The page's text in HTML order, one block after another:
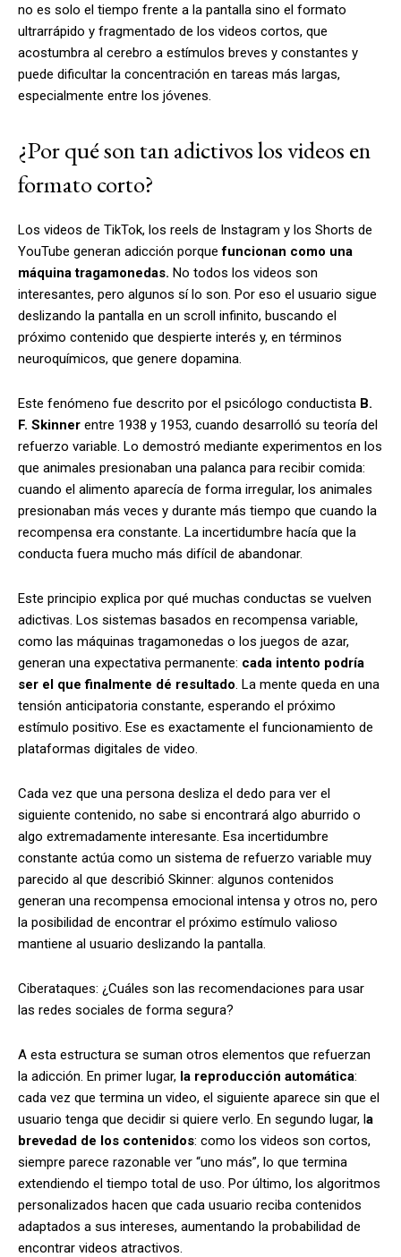
no es solo el tiempo frente a la pantalla sino el formato
ultrarrápido y fragmentado de los videos cortos, que
acostumbra al cerebro a estímulos breves y constantes y
puede dificultar la concentración en tareas más largas,
especialmente entre los jóvenes.
¿Por qué son tan adictivos los videos en
formato corto?
Los videos de TikTok, los reels de Instagram y los Shorts de
YouTube generan adicción porquefuncionan como una
máquina tragamonedas. No todos los videos son
interesantes, pero algunos sí lo son. Por eso el usuario sigue
deslizando la pantalla en un scroll infinito, buscando el
próximo contenido que despierte interés y, en términos
neuroquímicos, que genere dopamina.
Este fenómeno fue descrito por el psicólogo conductista B.
F. Skinner entre 1938 y 1953, cuando desarrolló su teoría del
refuerzo variable. Lo demostró mediante experimentos en los
que animales presionaban una palanca para recibir comida:
cuando el alimento aparecía de forma irregular, los animales
presionaban más veces y durante más tiempo que cuando la
recompensa era constante. La incertidumbre hacía que la
conducta fuera mucho más difícil de abandonar.
Este principio explica por qué muchas conductas se vuelven
adictivas. Los sistemas basados en recompensa variable,
como las máquinas tragamonedas o los juegos de azar,
generan una expectativa permanente: cada intento podría
ser el que finalmente dé resultado. La mente queda en una
tensión anticipatoria constante, esperando el próximo
estímulo positivo. Ese es exactamente el funcionamiento de
plataformas digitales de video.
Cada vez que una persona desliza el dedo para ver el
siguiente contenido, no sabe si encontrará algo aburrido o
algo extremadamente interesante. Esa incertidumbre
constante actúa como un sistema de refuerzo variable muy
parecido al que describió Skinner: algunos contenidos
generan una recompensa emocional intensa y otros no, pero
la posibilidad de encontrar el próximo estímulo valioso
mantiene al usuario deslizando la pantalla.
Ciberataques: ¿Cuáles son las recomendaciones para usar
las redes sociales de forma segura?
A esta estructura se suman otros elementos que refuerzan
la adicción. En primer lugar, la reproducción automática:
cada vez que termina un video, el siguiente aparece sin que el
usuario tenga que decidir si quiere verlo. En segundo lugar, la
brevedad de los contenidos: como los videos son cortos,
siempre parece razonable ver “uno más”, lo que termina
extendiendo el tiempo total de uso. Por último, los algoritmos
personalizados hacen que cada usuario reciba contenidos
adaptados a sus intereses, aumentando la probabilidad de
encontrar videos atractivos.